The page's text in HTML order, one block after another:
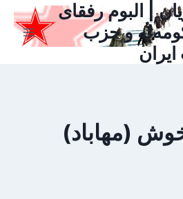
| البوم رفقای
و حزب
(مهاباد)